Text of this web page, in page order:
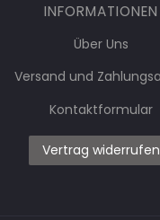
INFORMATIONEN
Über Uns
Versand und
Kontaktformular
Vertrag widerrufen